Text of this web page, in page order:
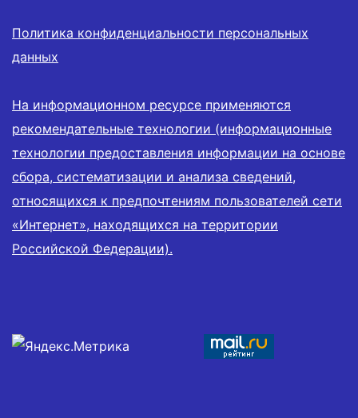
Политика конфиденциальности персональных
данных
На информационном ресурсе применяются
рекомендательные технологии (информационные
технологии предоставления информации на основе
сбора, систематизации и анализа сведений,
относящихся к предпочтениям пользователей сети
«Интернет», находящихся на территории
Российской Федерации).